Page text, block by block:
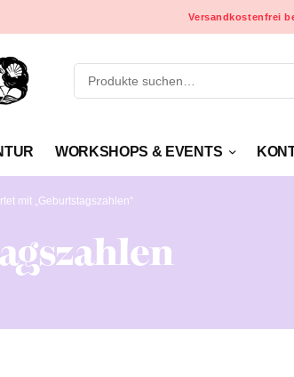
Versandkostenfrei
WORKSHOPS & EVENTS
mit „Geburtstagszahlen“